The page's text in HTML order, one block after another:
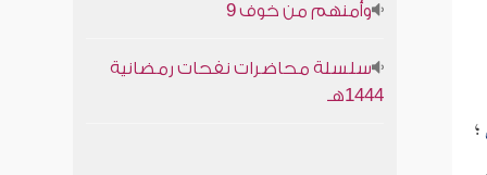
؛
وأمنهم من خوف 9
سلسلة محاضرات نفحات رمضانية
1444هـ